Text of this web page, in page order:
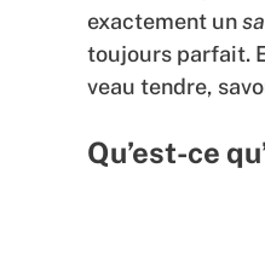
exactement un
toujours parfait.
veau tendre,
Qu’est-ce